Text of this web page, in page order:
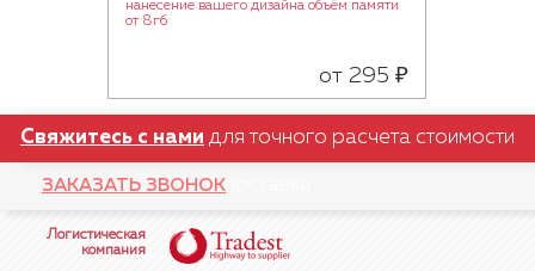
нанесение вашего дизайна объём памяти
от 8гб
от 295 ₽
Свяжитесь с нами для точного расчета стоимости
поставки
ЗАКАЗАТЬ ЗВОНОК
Логистическая
компания